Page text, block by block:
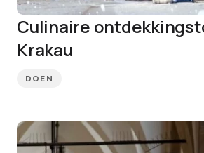
Culinaire
Krakau
DOEN